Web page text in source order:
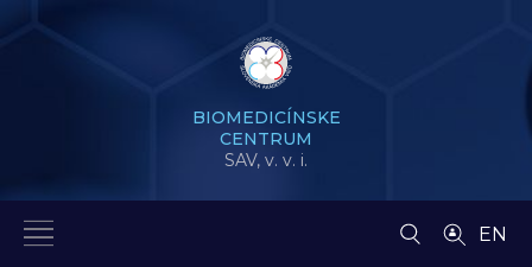
BIOMEDICÍNSKE
CENTRUM
SAV, v. v. i.
EN